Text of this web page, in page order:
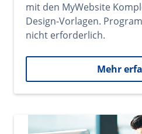
mit den MyWebsite
Design-Vorlagen.
nicht erforderlich.
Mehr